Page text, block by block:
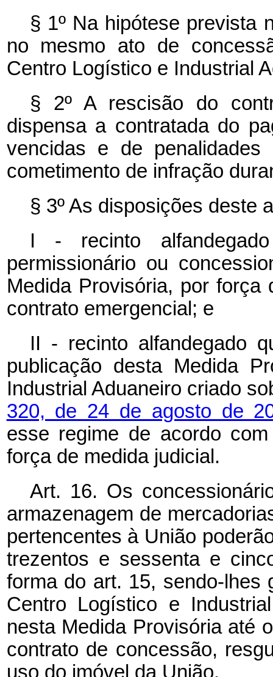
§ 1º Na hipótese prevista
no mesmo ato de
Centro Logístico e Industrial
§ 2º A rescisão do
dispensa a contratada do
vencidas e de
cometimento de infração
§ 3º As disposições deste
I - recinto
permissionário ou
Medida Provisória, por força
contrato emergencial; e
II - recinto alfandegado
publicação desta Medida
Industrial Aduaneiro criado
320, de 24 de agosto de
esse regime de acordo
força de medida judicial.
Art. 16. Os
armazenagem de
pertencentes à União
trezentos e sessenta e
forma do art. 15, sendo-lhes
Centro Logístico e
nesta Medida Provisória até
contrato de concessão,
uso do imóvel da União.